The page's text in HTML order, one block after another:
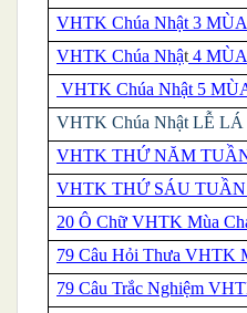
VHTK Chúa Nhật 3
VHTK Chúa Nhật 4
VHTK Chúa Nhật 5
VHTK Chúa Nhật LỄ
VHTK THỨ NĂM
VHTK THỨ SÁU
20 Ô Chữ VHTK Mùa
79 Câu Hỏi Thưa VHTK
79 Câu Trắc Nghiệm